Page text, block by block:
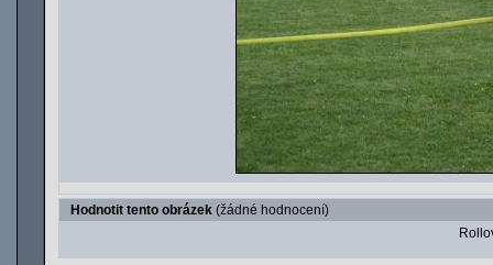
Hodnotit tento obrázek (žádné hodnocení)